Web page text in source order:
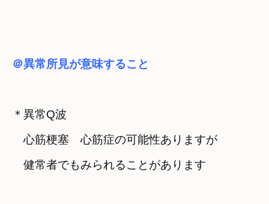
＠異常所見が意味すること
＊ 異常Q波
心筋梗塞　心筋症の可能性ありますが
健常者でもみられることがあります